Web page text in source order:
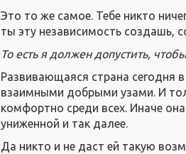
Это то же самое. Тебе никто
ты эту независимость создашь,
То есть я должен допустить,
Развивающаяся страна сегодня
взаимными добрыми узами. И
комфортно среди всех. Иначе
униженной и так далее.
Да никто и не даст ей такую